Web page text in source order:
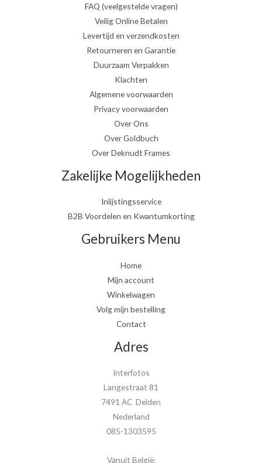
FAQ (veelgestelde vragen)
Veilig Online Betalen
Levertijd en verzendkosten
Retourneren en Garantie
Duurzaam Verpakken
Klachten
Algemene voorwaarden
Privacy voorwaarden
Over Ons
Over Goldbuch
Over Deknudt Frames
Zakelijke Mogelijkheden
Inlijstingsservice
B2B Voordelen en Kwantumkorting
Gebruikers Menu
Home
Mijn account
Winkelwagen
Volg mijn bestelling
Contact
Adres
Interfotos
Langestraat 81
7491 AC Delden
Nederland
085-1303595
Vanuit België: